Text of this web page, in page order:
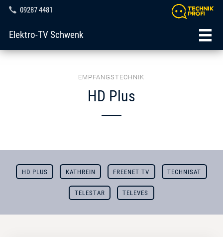
09287 4481
Elektro-TV Schwenk
EMPFANGSTECHNIK
HD Plus
HD PLUS KATHREIN FREENET TV TECHNISAT
TELESTAR TELEVES